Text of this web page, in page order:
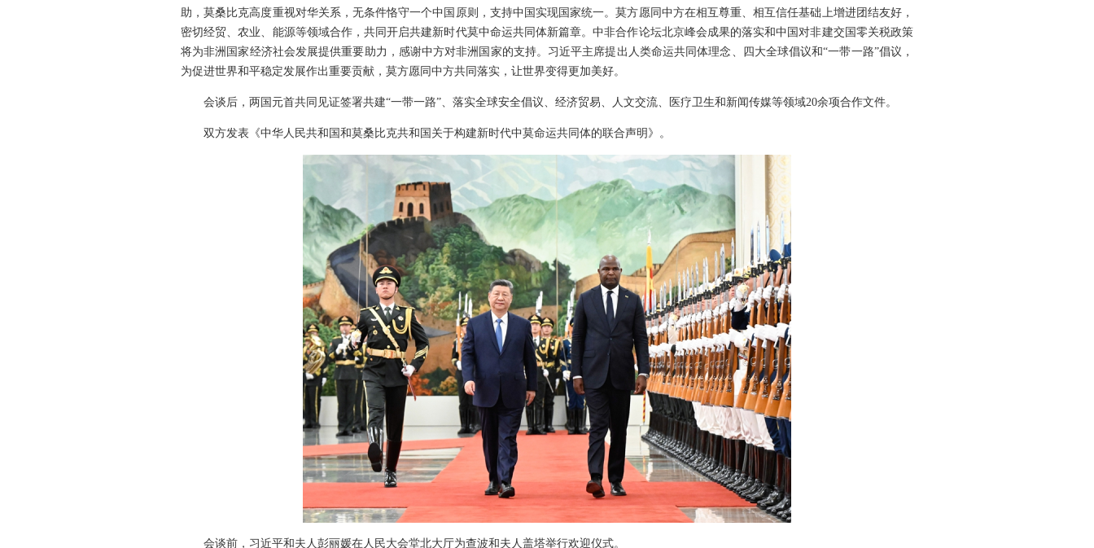
助，莫桑比克高度重视对华关系，无条件恪守一个中国原则，支持中国实现国家统一。莫方愿同中方在相互尊重、相互信任基础上增进团结友好，
密切经贸、农业、能源等领域合作，共同开启共建新时代莫中命运共同体新篇章。中非合作论坛北京峰会成果的落实和中国对非建交国零关税政策
将为非洲国家经济社会发展提供重要助力，感谢中方对非洲国家的支持。习近平主席提出人类命运共同体理念、四大全球倡议和“一带一路”倡议，
为促进世界和平稳定发展作出重要贡献，莫方愿同中方共同落实，让世界变得更加美好。
会谈后，两国元首共同见证签署共建“一带一路”、落实全球安全倡议、经济贸易、人文交流、医疗卫生和新闻传媒等领域20余项合作文件。
双方发表《中华人民共和国和莫桑比克共和国关于构建新时代中莫命运共同体的联合声明》。
会谈前，习近平和夫人彭丽媛在人民大会堂北大厅为查波和夫人盖塔举行欢迎仪式。